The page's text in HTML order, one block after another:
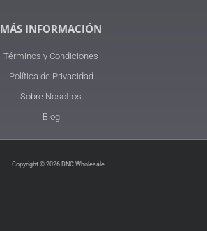
MÁS INFORMACIÓN
Términos y Condiciones
Política de Privacidad
Sobre Nosotros
Blog
Copyright © 2026 DNC Wholesale